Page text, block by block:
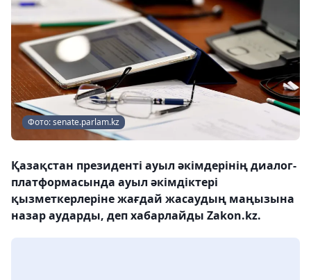
Фото: senate.parlam.kz
Қазақстан президенті ауыл әкімдерінің диалог-
платформасында ауыл әкімдіктері
қызметкерлеріне жағдай жасаудың маңызына
назар аударды, деп хабарлайды Zakon.kz.